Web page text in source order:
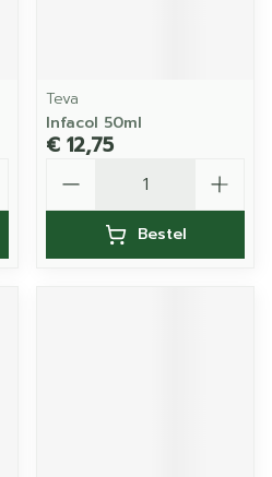
Teva
Infacol 50ml
€ 12,75
Bestel